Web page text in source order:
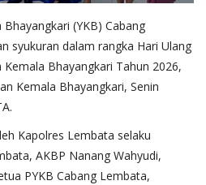
(YKB) Cabang
syukuran dalam rangka Hari Ulang
Kemala Bhayangkari Tahun 2026,
Kemala Bhayangkari, Senin
Kapolres Lembata selaku
AKBP Nanang Wahyudi,
PYKB Cabang Lembata,